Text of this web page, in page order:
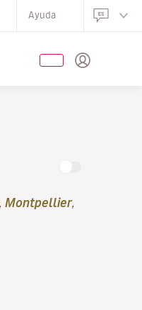
Ayuda
Montpellier,